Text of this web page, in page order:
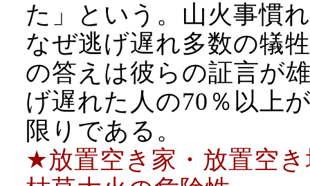
た」という。山火事慣
なぜ逃げ遅れ多数の犠
の答えは彼らの証言が
げ遅れた人の70％以上
限りである。
★放置空き家・放置空